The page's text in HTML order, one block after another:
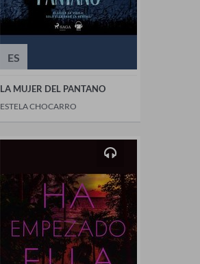
ES
LA MUJER DEL PANTANO
ESTELA CHOCARRO